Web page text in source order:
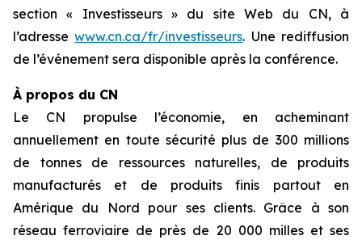
section « Investisseurs » du site Web du CN, à
l’adressewww.cn.ca/fr/investisseurs. Une rediffusion
de l’événement sera disponible après la conférence.
À propos du CN
Le CN propulse l’économie, en acheminant
annuellement en toute sécurité plus de 300 millions
de tonnes de ressources naturelles, de produits
manufacturés et de produits finis partout en
Amérique du Nord pour ses clients. Grâce à son
réseau ferroviaire de près de 20 000 milles et ses